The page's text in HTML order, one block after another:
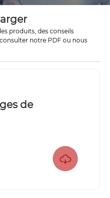
produits, des conseils
notre PDF ou nous
de
